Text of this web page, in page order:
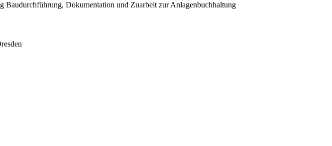
Dokumentation und Zuarbeit zur Anlagenbuchhaltung